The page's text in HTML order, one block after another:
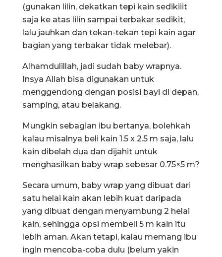
(gunakan lilin, dekatkan tepi kain sedikiiit
saja ke atas lilin sampai terbakar sedikit,
lalu jauhkan dan tekan-tekan tepi kain agar
bagian yang terbakar tidak melebar).
Alhamdulillah, jadi sudah baby wrapnya.
Insya Allah bisa digunakan untuk
menggendong dengan posisi bayi di depan,
samping, atau belakang.
Mungkin sebagian ibu bertanya, bolehkah
kalau misalnya beli kain 1.5 x 2.5 m saja, lalu
kain dibelah dua dan dijahit untuk
menghasilkan baby wrap sebesar 0.75×5 m?
Secara umum, baby wrap yang dibuat dari
satu helai kain akan lebih kuat daripada
yang dibuat dengan menyambung 2 helai
kain, sehingga opsi membeli 5 m kain itu
lebih aman. Akan tetapi, kalau memang ibu
ingin mencoba-coba dulu (belum yakin